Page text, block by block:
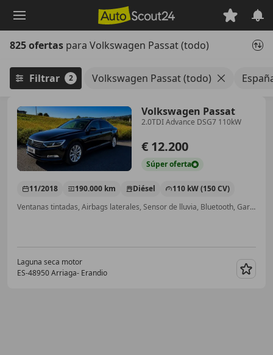
principal
825 ofertas para Volkswagen Passat (todo)
Filtrar 2 Volkswagen Passat (todo)
Volkswagen Passat
2.0TDI Advance DSG7 110kW
€ 12.200
Súperoferta
11/2018 190.000 km Diésel
110 kW (150 CV)
Ventanas tintadas, Airbags laterales, Sensor de lluvia, Bluetooth, Garantia, Dirección asistida, Cierre centralizado, ESP
Laguna seca motor
ES-48950 Arriaga- Erandio